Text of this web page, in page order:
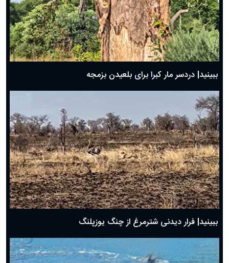
ببینید| دردسر مار کبرا برای بلعیدن بزمجه
ببینید| فرار دیدنی شترمرغ از چنگ یوزپلنگ